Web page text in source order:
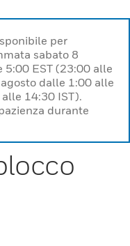
per
sabato 8
EST (23:00 alle
dalle 1:00 alle
14:30 IST).
durante